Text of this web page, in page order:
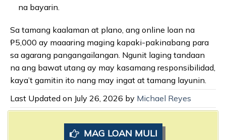
na bayarin.
Sa tamang kaalaman at plano, ang online loan na
₱5,000 ay maaaring maging kapaki-pakinabang para
sa agarang pangangailangan. Ngunit laging tandaan
na ang bawat utang ay may kasamang responsibilidad,
kaya’t gamitin ito nang may ingat at tamang layunin.
Last Updated on July 26, 2026 by Michael Reyes
MAG LOAN MULI